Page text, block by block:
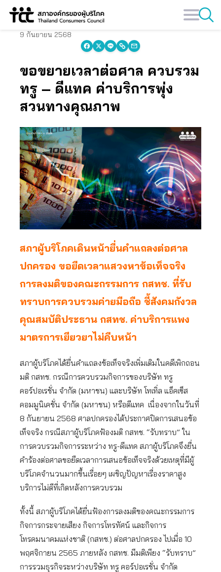
Skip
content
9 กันยายน 2568
ขอขยายเวลาต่อศาล ควบรวม
ทรู – ดีแทค ค่าบริการพุ่ง
สวนทางคุณภาพ
สภาผู้บริโภคเดินหน้ายื่นคำแถลงต่อศาล
ปกครอง ขอยืดเวลาแสวงหาข้อเท็จจริง
การลงมติของคณะกรรมการ กสทช. ที่รับ
ทราบการควบรวมค่ายมือถือ ชี้สังคมกังวล
คุณสมบัติประธาน กสทช. ค่าบริการแพง
มาตรการเยียวยาไม่คืบหน้า
สภาผู้บริโภคได้ยื่นคำแถลงข้อเท็จจริงเพิ่มเติมในคดีเพิกถอน
มติ กสทช. กรณีการควบรวมกิจการของบริษัท ทรู
คอร์ปอเรชั่น จำกัด (มหาชน) และบริษัท โทเทิ่ล แอ็คเซ็ส
คอมมูนิเคชั่น จำกัด (มหาชน) หรือดีแทค เนื่องจากในวันที่
8 กันยายน 2568 ศาลปกครองได้ประกาศปิดการเสนอข้อ
เท็จจริง กรณีสภาผู้บริโภคฟ้องมติ กสทช. “รับทราบ” ใน
การควบรวมกิจการระหว่าง ทรู-ดีแทค สภาผู้บริโภคจึงยื่น
คำร้องต่อศาลขอยืดเวลาการเสนอข้อเท็จจริงด้วยเหตุที่มีผู้
บริโภคจำนวนมากขึ้นเรื่อยๆ เผชิญปัญหาเรื่องราคาสูง
บริการไม่ดีที่เกิดหลังการควบรวม
ทั้งนี้ สภาผู้บริโภคได้ยื่นฟ้องการลงมติของคณะกรรมการ
กิจการกระจายเสียง กิจการโทรทัศน์ และกิจการ
โทรคมนาคมแห่งชาติ (กสทช.) ต่อศาลปกครอง ไปเมื่อ 10
พฤศจิกายน 2565 ภายหลัง กสทช. มีมติเพียง “รับทราบ”
การรวมธุรกิจระหว่างบริษัท ทรู คอร์ปอเรชั่น จำกัด